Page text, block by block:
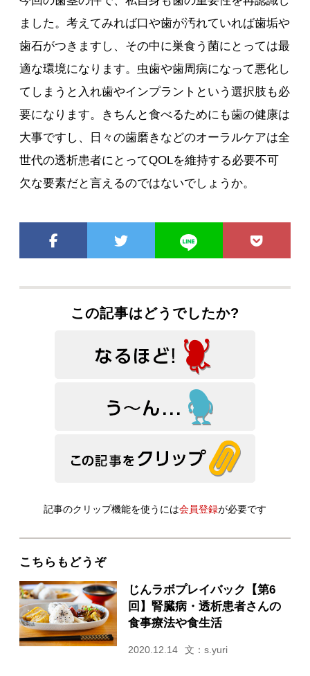
ました。考えてみれば口や歯が汚れていれば歯垢や
歯石がつきますし、その中に巣食う菌にとっては最
適な環境になります。虫歯や歯周病になって悪化し
てしまうと入れ歯やインプラントという選択肢も必
要になります。きちんと食べるためにも歯の健康は
大事ですし、日々の歯磨きなどのオーラルケアは全
世代の透析患者にとってQOLを維持する必要不可
欠な要素だと言えるのではないでしょうか。
この記事はどうでしたか?
記事のクリップ機能を使うには会員登録が必要です
こちらもどうぞ
じんラボプレイバック【第6
回】腎臓病・透析患者さんの
食事療法や食生活
2020.12.14 文：s.yuri